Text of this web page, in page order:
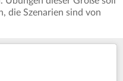
die Szenarien sind von